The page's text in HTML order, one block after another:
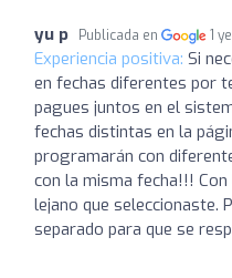
yu p Publicada en 1
Experiencia positiva: Si
en fechas diferentes por
pagues juntos en el
fechas distintas en la
programarán con
con la misma fecha!!!
lejano que seleccionaste.
separado para que se